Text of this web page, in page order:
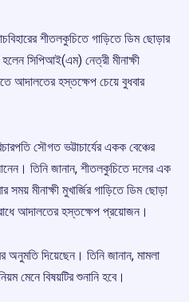
শীতলকুচিতে গাড়িতে ডিম ছোড়ার
সিপিআই(এম) নেত্রী মীনাক্ষী
আদালতের হস্তক্ষেপ চেয়ে বুধবার
সৌগত ভট্টাচার্যের একক বেঞ্চের
তিনি জানান, শীতলকুচিতে দলের এক
সময় মীনাক্ষী মুখার্জির গাড়িতে ডিম ছোড়া
আদালতের হস্তক্ষেপ প্রয়োজন।
অনুমতি দিয়েছেন। তিনি জানান, মামলা
মেনে বিষয়টির শুনানি হবে।